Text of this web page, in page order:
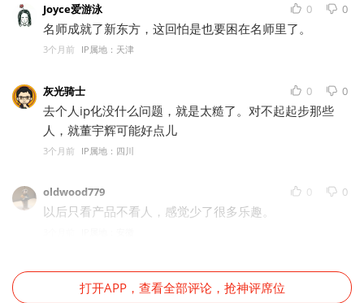
Joyce爱游泳 0 0
名师成就了新东方，这回怕是也要困在名师里了。
3个月前 IP属地：天津
灰光骑士 0 0
去个人ip化没什么问题，就是太糙了。对不起起步那些
人，就董宇辉可能好点儿
3个月前 IP属地：四川
oldwood779 0 0
以后只看产品不看人，感觉少了很多乐趣。
打开APP，查看全部评论，抢神评席位